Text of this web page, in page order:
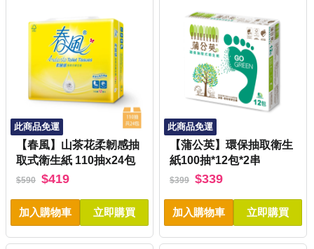
此商品免運
【春風】山茶花柔韌感抽
取式衛生紙 110抽x24包
$590 $419
加入購物車 立即購買
此商品免運
【蒲公英】環保抽取衛生
紙100抽*12包*2串
$399 $339
加入購物車 立即購買